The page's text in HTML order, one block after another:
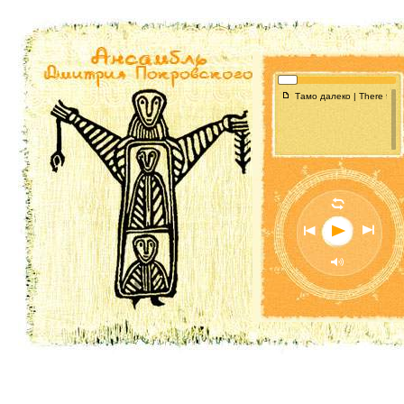
p n
o
M
l
f Тамо далеко | There far